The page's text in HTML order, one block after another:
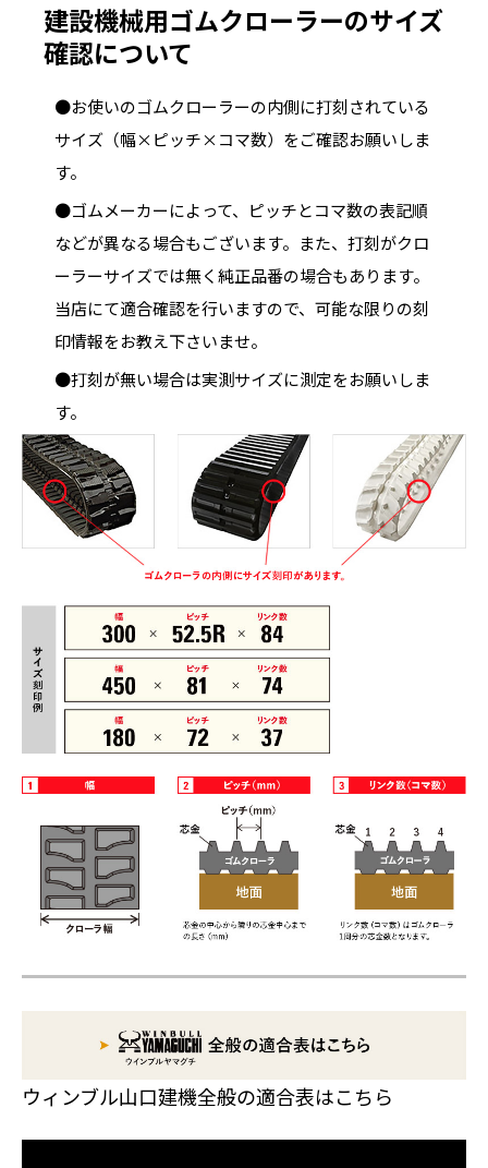
建設機械用ゴムクローラーのサイズ
確認について
●お使いのゴムクローラーの内側に打刻されている
サイズ（幅×ピッチ×コマ数）をご確認お願いしま
す。
●ゴムメーカーによって、ピッチとコマ数の表記順
などが異なる場合もございます。また、打刻がクロ
ーラーサイズでは無く純正品番の場合もあります。
当店にて適合確認を行いますので、可能な限りの刻
印情報をお教え下さいませ。
●打刻が無い場合は実測サイズに測定をお願いしま
す。
ウィンブル山口建機全般の適合表はこちら